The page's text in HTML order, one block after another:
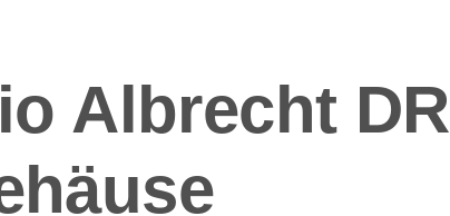
Albrecht DR